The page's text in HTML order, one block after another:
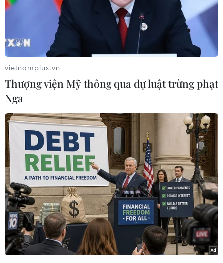
Nhà sản xuất ôtô Hyundai Motor America sẽ thu
hồi 281.000 chiếc xe ở Bắc Mỹ do cơ cấu căng
dây đai an toàn có thể phát nổ và tạo ra các
mảnh kim loại, gây thương tích cho tài xế và
hành khách.
Việc thu hồi này diễn ra sau ba báo cáo về
thương tích ở một số dòng xe Accent 2019-2022,
Elantra 2021-2023 và xe hybrid Elantra 2021-
2022. Trong trường hợp xảy ra va chạm, thiết bị
thắt dây an toàn của người lái xe hoặc phía
hành khách có thể phát nổ.
[Khuyến cáo người tiêu dùng về chương
trình thu hồi xe ôtô Toyota Raize]
Cơ cấu căng dây an toàn là một phần của hệ
thống khóa dây an toàn tại chỗ khi va chạm để
tăng sự bảo vệ cho người ngồi trong xe.
vietnamplus.vn
Thượng viện Mỹ thông qua dự luật trừng phạt
Nga